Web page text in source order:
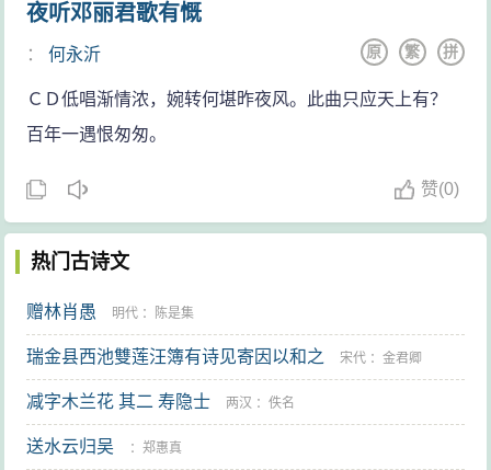
夜听邓丽君歌有慨
：何永沂 拼
繁
原
ＣＤ低唱渐情浓，婉转何堪昨夜风。此曲只应天上有？
百年一遇恨匆匆。
赞(0)
热门古诗文
赠林肖愚 明代 ： 陈是集
瑞金县西池雙莲汪簿有诗见寄因以和之 宋代 ：金君卿
减字木兰花 其二 寿隐士 两汉 ：佚名
送水云归吴 ：郑惠真